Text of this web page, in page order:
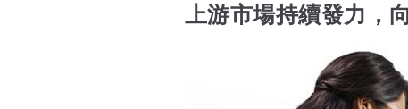
上游市場持續發力，